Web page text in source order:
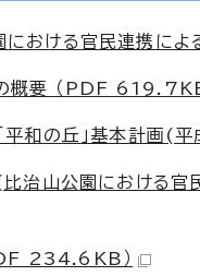
おける官民連携に
の概要 （PDF 619.7KB
平和の丘」基本計画
(比治山公園における
234.6KB）